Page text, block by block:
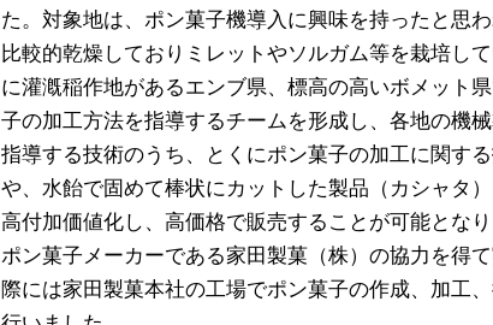
た。対象地は、ポン菓子機導入に興味を持ったと思
比較的乾燥しておりミレットやソルガム等を栽培し
に灌漑稲作地があるエンブ県、標高の高いボメット
子の加工方法を指導するチームを形成し、各地の機
指導する技術のうち、とくにポン菓子の加工に関す
や、水飴で固めて棒状にカットした製品（カシャタ
高付加価値化し、高価格で販売することが可能とな
ポン菓子メーカーである家田製菓（株）の協力を得
際には家田製菓本社の工場でポン菓子の作成、加工